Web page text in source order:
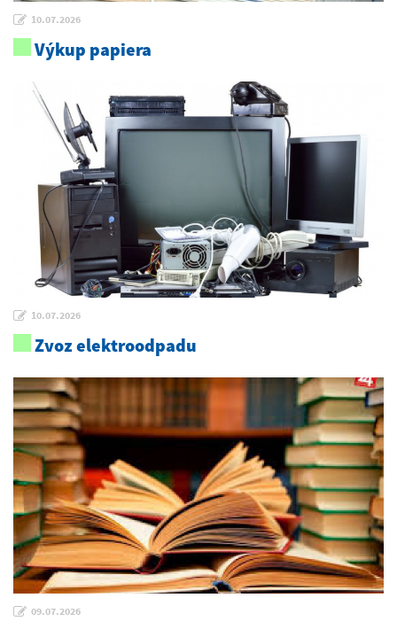
10.07.2026
Výkup papiera
10.07.2026
Zvoz elektroodpadu
09.07.2026